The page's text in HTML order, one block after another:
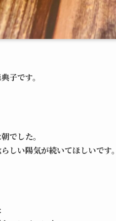
子です。
でした。
しい陽気が続いてほしいです